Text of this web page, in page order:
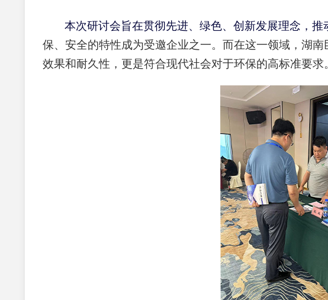
本次研讨会旨在贯彻先进、绿色、创新发展理念，
保、安全的特性成为受邀企业之一。 而在这一领域，湖
效果和耐久性，更是符合现代社会对于环保的高标准要